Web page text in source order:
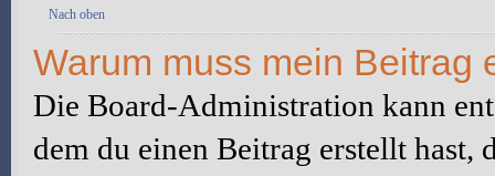
Nach oben
Warum muss mein Beitrag
Die Board-Administration kann
dem du einen Beitrag erstellt hast,